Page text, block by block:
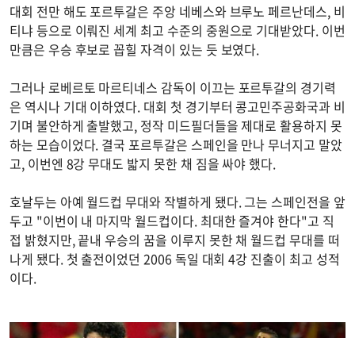
대회 전만 해도 포르투갈은 주앙 네베스와 브루노 페르난데스, 비
티냐 등으로 이뤄진 세계 최고 수준의 중원으로 기대받았다. 이번
만큼은 우승 후보로 꼽힐 자격이 있는 듯 보였다.
그러나 로베르토 마르티네스 감독이 이끄는 포르투갈의 경기력
은 역시나 기대 이하였다. 대회 첫 경기부터 콩고민주공화국과 비
기며 불안하게 출발했고, 정작 미드필더들을 제대로 활용하지 못
하는 모습이었다. 결국 포르투갈은 스페인을 만나 무너지고 말았
고, 이번엔 8강 무대도 밟지 못한 채 짐을 싸야 했다.
호날두는 아예 월드컵 무대와 작별하게 됐다. 그는 스페인전을 앞
두고 "이번이 내 마지막 월드컵이다. 최대한 즐겨야 한다"고 직
접 밝혔지만, 끝내 우승의 꿈을 이루지 못한 채 월드컵 무대를 떠
나게 됐다. 첫 출전이었던 2006 독일 대회 4강 진출이 최고 성적
이다.